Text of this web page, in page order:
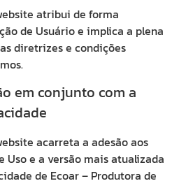
atribui de forma
de Usuário e implica a plena
diretrizes e condições
em conjunto com a
acarreta a adesão aos
Uso e a versão mais atualizada
de Ecoar – Produtora de